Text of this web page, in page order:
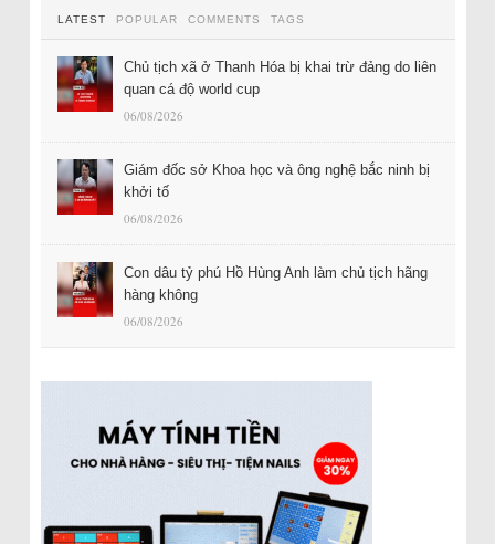
LATEST POPULAR COMMENTS TAGS
Chủ tịch xã ở Thanh Hóa bị khai trừ đảng do liên
quan cá độ world cup
06/08/2026
Giám đốc sở Khoa học và ông nghệ bắc ninh bị
khởi tố
06/08/2026
Con dâu tỷ phú Hồ Hùng Anh làm chủ tịch hãng
hàng không
06/08/2026